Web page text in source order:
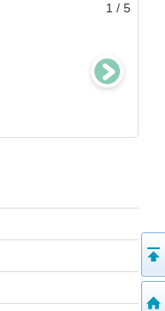
1 / 5